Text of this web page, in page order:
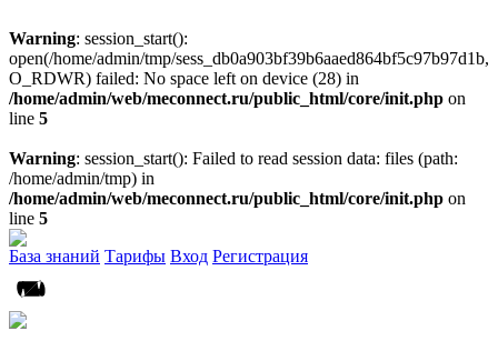
Warning: session_start():
open(/home/admin/tmp/sess_db0a903bf39b6aaed864bf5c97b97d1b,
O_RDWR) failed: No space left on device (28) in
/home/admin/web/meconnect.ru/public_html/core/init.php on
line 5
Warning: session_start(): Failed to read session data: files (path:
/home/admin/tmp) in
/home/admin/web/meconnect.ru/public_html/core/init.php on
line 5
База знаний Тарифы Вход Регистрация